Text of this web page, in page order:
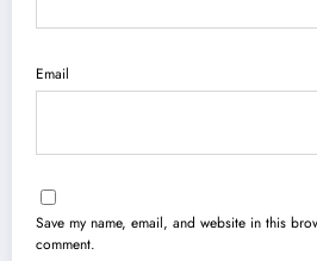
Email
Save my name, email, and website in this
comment.